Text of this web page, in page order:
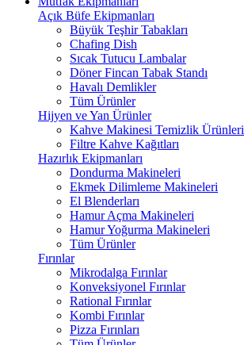
Açık Büfe Ekipmanları
Büyük Teşhir Tabakları
Chafing Dish
Sıcak Tutucu Lambalar
Döner Fincan Tabak Standı
Havalı Demlikler
Tüm Ürünler
Hijyen ve Yan Ürünler
Kahve Makinesi Temizlik Ürünleri
Filtre Kahve Kağıtları
Hazırlık Ekipmanları
Dondurma Makineleri
Ekmek Dilimleme Makineleri
El Blenderları
Hamur Açma Makineleri
Hamur Yoğurma Makineleri
Tüm Ürünler
Fırınlar
Mikrodalga Fırınlar
Konveksiyonel Fırınlar
Rational Fırınlar
Kombi Fırınlar
Pizza Fırınları